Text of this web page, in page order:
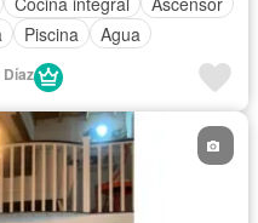
Piscina Agua